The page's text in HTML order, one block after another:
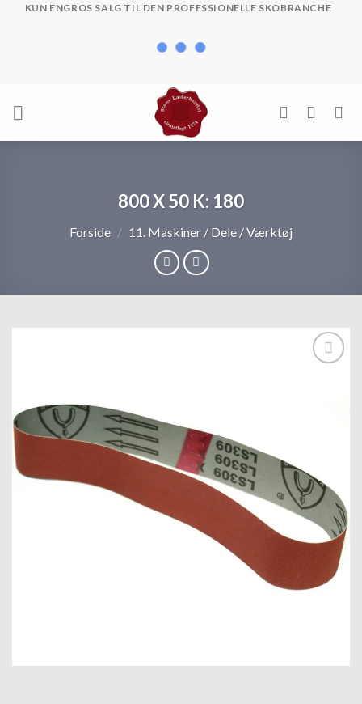
KUN ENGROS SALG TIL DEN PROFESSIONELLE SKOBRANCHE
800 X 50 K: 180
Forside / 11. Maskiner / Dele / Værktøj